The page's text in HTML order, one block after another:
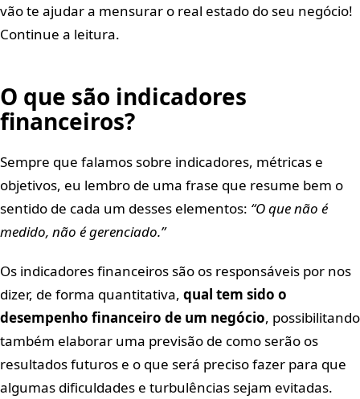
vão te ajudar a mensurar o real estado do seu negócio!
Continue a leitura.
O que são indicadores
financeiros?
Sempre que falamos sobre indicadores, métricas e
objetivos, eu lembro de uma frase que resume bem o
sentido de cada um desses elementos: “O que não é
medido, não é gerenciado.”
Os indicadores financeiros são os responsáveis por nos
dizer, de forma quantitativa, qual tem sido o
desempenho financeiro de um negócio, possibilitando
também elaborar uma previsão de como serão os
resultados futuros e o que será preciso fazer para que
algumas dificuldades e turbulências sejam evitadas.